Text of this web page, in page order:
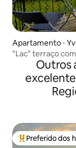
Apartamento ⋅
"Lac" terraço
estacionamento
Outros
Entre os
Preferido dos